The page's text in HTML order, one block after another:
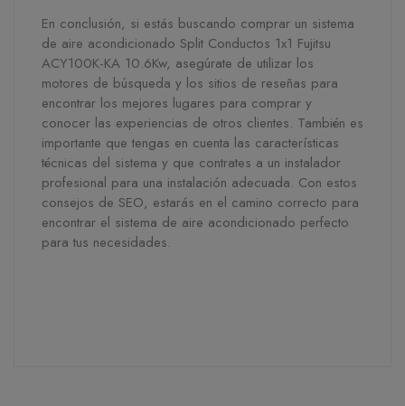
En conclusión, si estás buscando comprar un sistema
de aire acondicionado Split Conductos 1x1 Fujitsu
ACY100K-KA 10.6Kw, asegúrate de utilizar los
motores de búsqueda y los sitios de reseñas para
encontrar los mejores lugares para comprar y
conocer las experiencias de otros clientes. También es
importante que tengas en cuenta las características
técnicas del sistema y que contrates a un instalador
profesional para una instalación adecuada. Con estos
consejos de SEO, estarás en el camino correcto para
encontrar el sistema de aire acondicionado perfecto
para tus necesidades.